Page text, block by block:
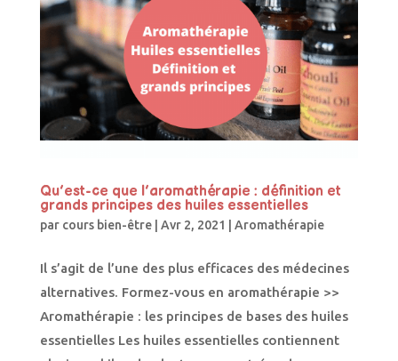
Qu’est-ce que l’aromathérapie : définition et
grands principes des huiles essentielles
par cours bien-être| Avr 2, 2021 Aromathérapie
Il s’agit de l’une des plus efficaces des médecines
alternatives. Formez-vous en aromathérapie >>
Aromathérapie : les principes de bases des huiles
essentielles Les huiles essentielles contiennent